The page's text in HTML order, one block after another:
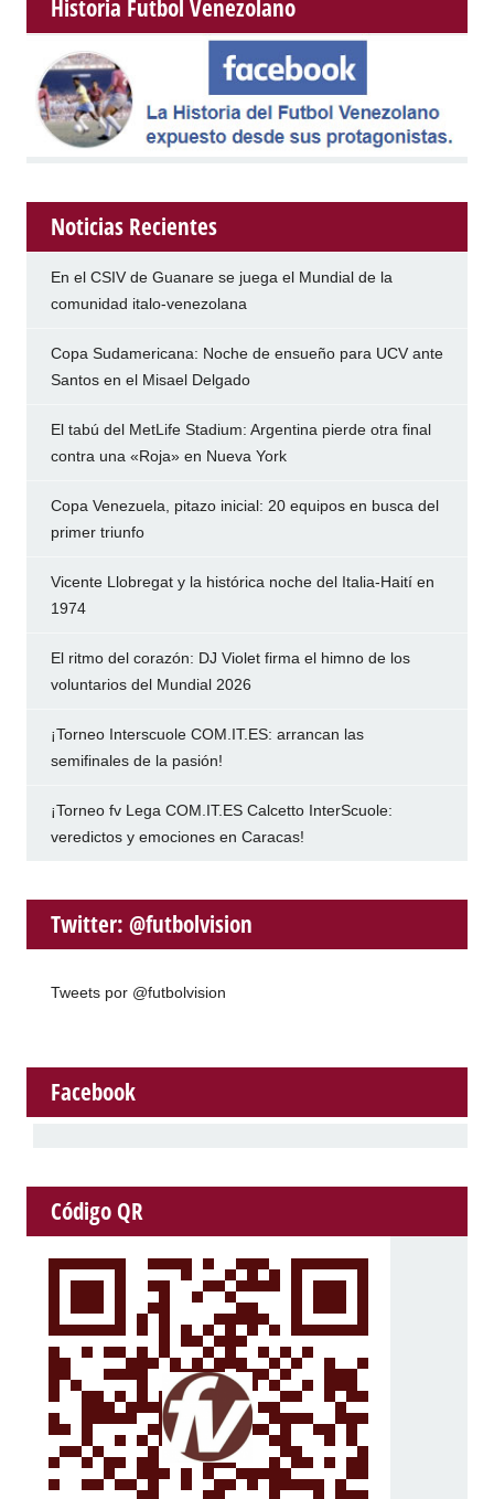
Historia Futbol Venezolano
Noticias Recientes
En el CSIV de Guanare se juega el Mundial de la
comunidad italo-venezolana
Copa Sudamericana: Noche de ensueño para UCV ante
Santos en el Misael Delgado
El tabú del MetLife Stadium: Argentina pierde otra final
contra una «Roja» en Nueva York
Copa Venezuela, pitazo inicial: 20 equipos en busca del
primer triunfo
Vicente Llobregat y la histórica noche del Italia-Haití en
1974
El ritmo del corazón: DJ Violet firma el himno de los
voluntarios del Mundial 2026
¡Torneo Interscuole COM.IT.ES: arrancan las
semifinales de la pasión!
¡Torneo fv Lega COM.IT.ES Calcetto InterScuole:
veredictos y emociones en Caracas!
Twitter: @futbolvision
Tweets por @futbolvision
Facebook
Código QR